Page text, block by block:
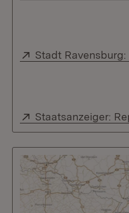
Extern:
Stadt
Extern:
Staatsanzeiger: